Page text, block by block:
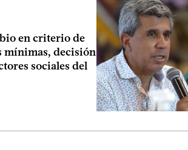
en criterio de
mínimas, decisión
sociales del